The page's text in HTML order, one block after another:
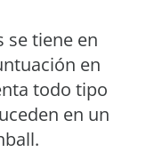
se tiene en
en
todo tipo
en un